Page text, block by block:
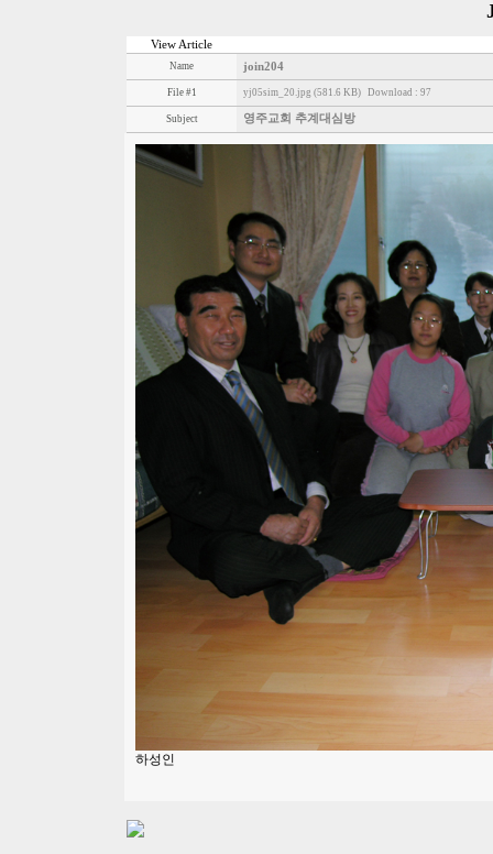
View Article
Name join204
File #1 yj05sim_20.jpg (581.6 KB) Download : 97
Subject 영주교회 추계대심방
하성인